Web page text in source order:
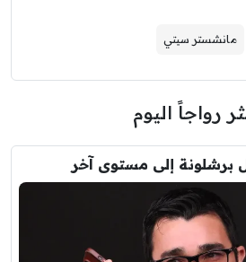
مانشستر سيتي
رواجاً اليوم
برشلونة إلى مستوى آخر